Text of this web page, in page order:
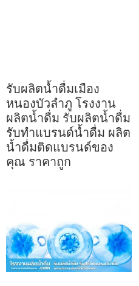
รับผลิตน้ำดื่มเมือง
หนองบัวลำภู โรงงาน
ผลิตน้ำดื่ม รับผลิตน้ำดื่ม
รับทำแบรนด์น้ำดื่ม ผลิต
น้ำดื่มติดแบรนด์ของ
คุณ ราคาถูก